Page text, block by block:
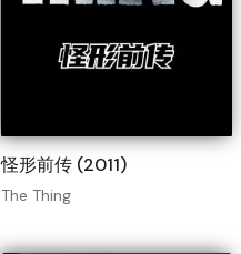
怪形前传 (2011)
The Thing